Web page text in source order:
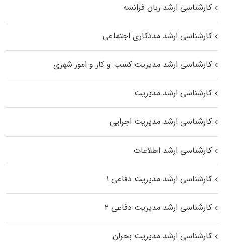
کارشناسی ارشد زبان فرانسه
کارشناسی ارشد مددکاری اجتماعی
کارشناسی ارشد مدیریت کسب و کار و امور شهری
کارشناسی ارشد مدیریت
کارشناسی ارشد مدیریت اجرایی
کارشناسی ارشد اطلاعات
کارشناسی ارشد مدیریت دفاعی ۱
کارشناسی ارشد مدیریت دفاعی ۲
کارشناسی ارشد مدیریت بحران